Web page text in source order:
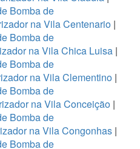
Bomba de
na Vila Centenario |
Bomba de
na Vila Chica Luisa |
Bomba de
na Vila Clementino|
Bomba de
na Vila Conceição |
Bomba de
na Vila Congonhas |
Bomba de